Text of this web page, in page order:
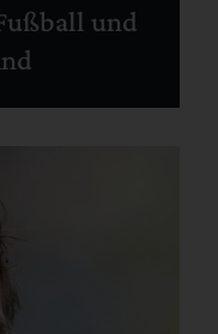
und